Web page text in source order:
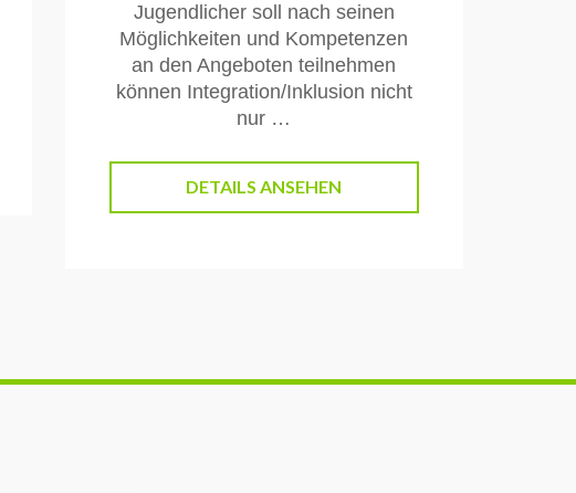
Jugendlicher soll nach seinen
Möglichkeiten und Kompetenzen
an den Angeboten teilnehmen
können Integration/Inklusion nicht
nur …
DETAILS ANSEHEN